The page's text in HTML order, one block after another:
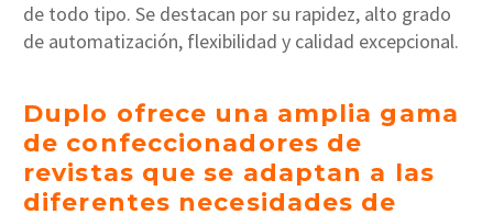
de todo tipo. Se destacan por su rapidez, alto grado
de automatización, flexibilidad y calidad excepcional.
Duplo ofrece una amplia gama
de confeccionadores de
revistas que se adaptan a las
diferentes necesidades de